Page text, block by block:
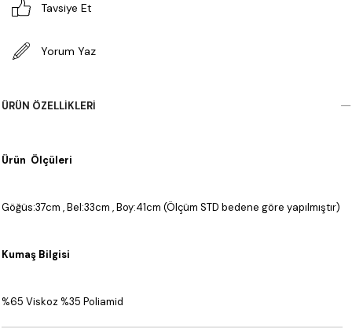
Tavsiye Et
Yorum Yaz
ÜRÜN ÖZELLIKLERI
Ürün Ölçüleri
Göğüs:37cm , Bel:33cm , Boy:41cm (Ölçüm STD bedene göre yapılmıştır)
Kumaş Bilgisi
%65 Viskoz %35 Poliamid